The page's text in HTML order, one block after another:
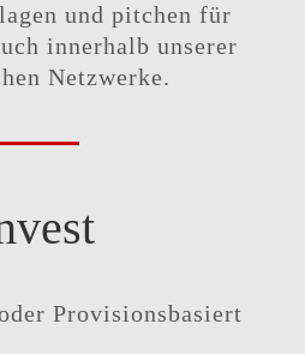
und pitchen für
innerhalb unserer
Netzwerke.
Provisionsbasiert